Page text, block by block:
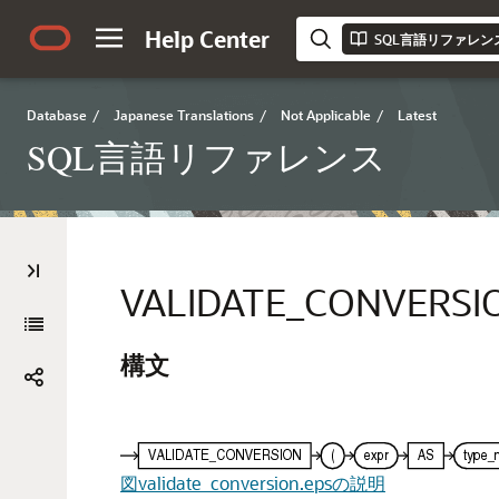
Help Center SQL言語リファレン
Database / Japanese Translations / Not Applicable / Latest
SQL言語リファレンス
構文
図validate_conversion.epsの説明